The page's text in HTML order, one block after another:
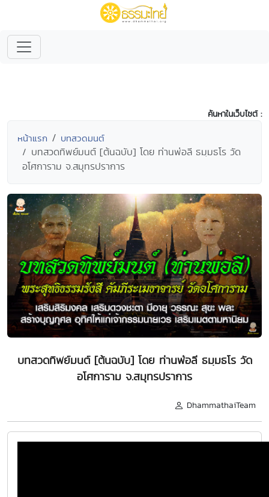
ค้นหาในเว็บไซต์ :
หน้าแรก บทสวดมนต์
บทสวดทิพย์มนต์ [ต้นฉบับ] โดย ท่านพ่อลี ธมฺมธโร วัด
อโศการาม จ.สมุทรปราการ
บทสวดทิพย์มนต์ [ต้นฉบับ] โดย ท่านพ่อลี ธมฺมธโร วัด
อโศการาม จ.สมุทรปราการ
DhammathaiTeam